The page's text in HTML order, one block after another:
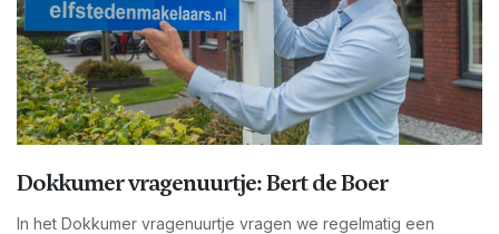
Dokkumer vragenuurtje: Bert de Boer
In het Dokkumer vragenuurtje vragen we regelmatig een